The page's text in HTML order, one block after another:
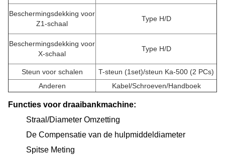
Beschermingsdekking voor
Z1-schaal
Type H/D
Beschermingsdekking voor
X-schaal
Type H/D
Steun voor schalen
T-steun (1set)/steun Ka-500 (2 PCs)
Anderen
Kabel/Schroeven/Handboek
Functies voor draaibankmachine:
Straal/Diameter Omzetting
De Compensatie van de hulpmiddeldiameter
Spitse Meting